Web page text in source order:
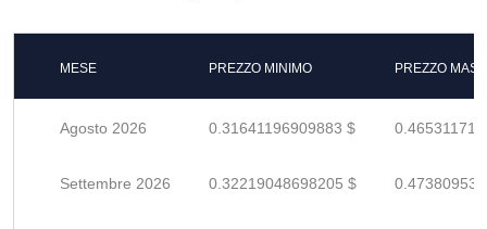
MESE PREZZO MINIMO PREZZO
Agosto 2026 0.31641196909883 $
Settembre 2026 0.32219048698205 $